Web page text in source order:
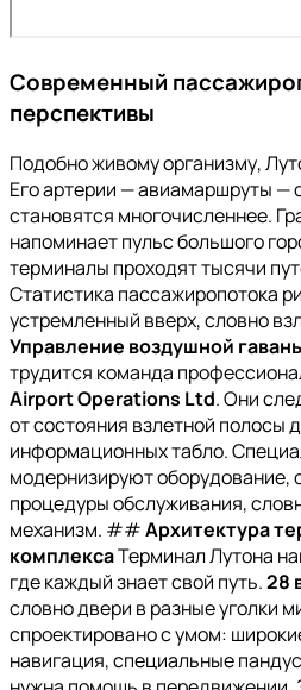
Современный
перспективы
Подобно живому организму,
Его артерии — авиамаршруты —
становятся многочисленнее.
напоминает пульс большого
терминалы проходят тысячи
Статистика пассажиропотока
устремленный вверх, словно
Управление воздушной
трудится команда
Airport Operations Ltd. Они
от состояния взлетной полосы
информационных табло.
модернизируют оборудование,
процедуры обслуживания,
механизм. ##Архитектура
комплексаТерминал Лутона
где каждый знает свой путь.28
словно двери в разные уголки
спроектировано с умом:
навигация, специальные